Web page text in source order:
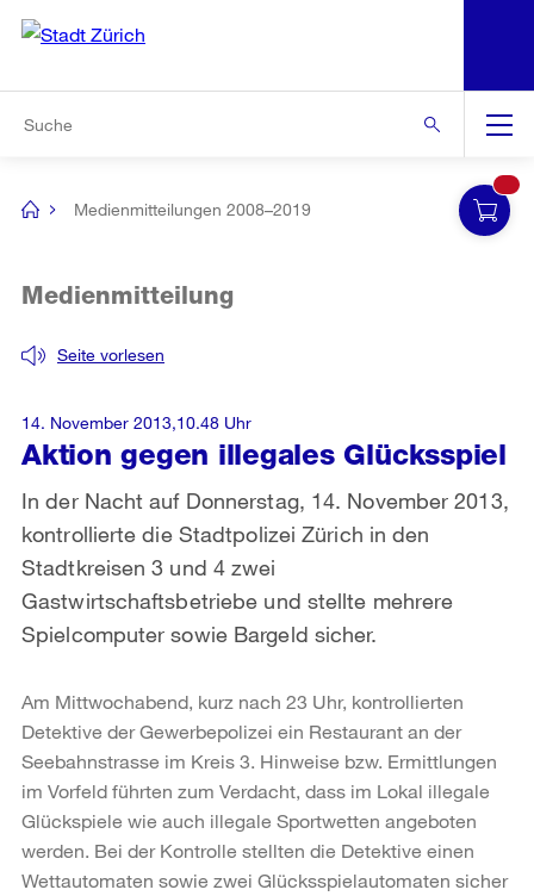
Navigation
[no
Medienmitteilungen 2008–2019
Aktion gegen illegales Glücksspiel
Seite vorlesen
Medienmitteilung
In der Nacht auf Donnerstag, 14. November 2013,
kontrollierte die Stadtpolizei Zürich in den
Stadtkreisen 3 und 4 zwei
Gastwirtschaftsbetriebe und stellte mehrere
Spielcomputer sowie Bargeld sicher.
14. November 2013,10.48 Uhr
Am Mittwochabend, kurz nach 23 Uhr, kontrollierten
Detektive der Gewerbepolizei ein Restaurant an der
Seebahnstrasse im Kreis 3. Hinweise bzw. Ermittlungen
im Vorfeld führten zum Verdacht, dass im Lokal illegale
Glückspiele wie auch illegale Sportwetten angeboten
werden. Bei der Kontrolle stellten die Detektive einen
Wettautomaten sowie zwei Glücksspielautomaten sicher